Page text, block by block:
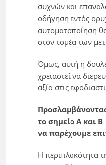
συχνών και
οδήγηση εντός
αυτοματοποίηση
στον τομέα των
Όμως, αυτή η
χρειαστεί να
αξία στις
το σημείο Α και
να παρέχουμε
Η περιπλοκότητα